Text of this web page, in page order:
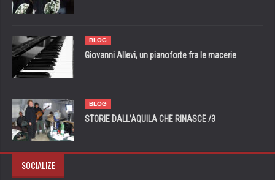
BLOG
Giovanni Allevi, un pianoforte fra le macerie
BLOG
STORIE DALL’AQUILA CHE RINASCE /3
SOCIALIZE